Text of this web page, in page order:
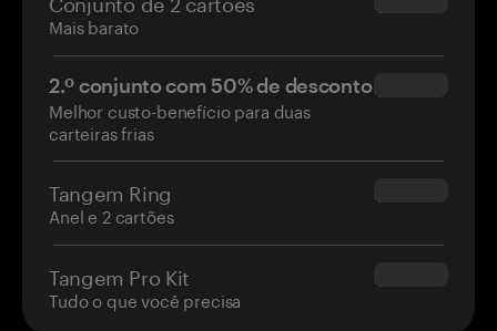
Mais barato
2.º conjunto com 50% de desconto
Melhor custo-benefício para duas
carteiras frias
$34.95
Tangem Ring
Anel e 2 cartões
$160.00
Tangem Pro Kit
Tudo o que você precisa
$180.00